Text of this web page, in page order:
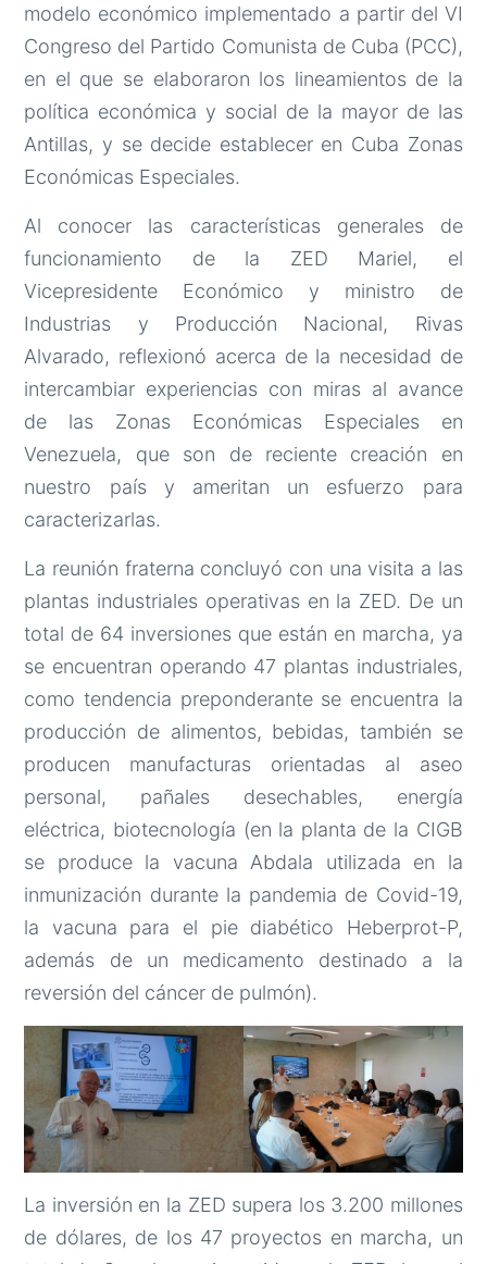
modelo económico implementado a partir del VI
Congreso del Partido Comunista de Cuba (PCC),
en el que se elaboraron los lineamientos de la
política económica y social de la mayor de las
Antillas, y se decide establecer en Cuba Zonas
Económicas Especiales.
Al conocer las características generales de
funcionamiento de la ZED Mariel, el
Vicepresidente Económico y ministro de
Industrias y Producción Nacional, Rivas
Alvarado, reflexionó acerca de la necesidad de
intercambiar experiencias con miras al avance
de las Zonas Económicas Especiales en
Venezuela, que son de reciente creación en
nuestro país y ameritan un esfuerzo para
caracterizarlas.
La reunión fraterna concluyó con una visita a las
plantas industriales operativas en la ZED. De un
total de 64 inversiones que están en marcha, ya
se encuentran operando 47 plantas industriales,
como tendencia preponderante se encuentra la
producción de alimentos, bebidas, también se
producen manufacturas orientadas al aseo
personal, pañales desechables, energía
eléctrica, biotecnología (en la planta de la CIGB
se produce la vacuna Abdala utilizada en la
inmunización durante la pandemia de Covid-19,
la vacuna para el pie diabético Heberprot-P,
además de un medicamento destinado a la
reversión del cáncer de pulmón).
La inversión en la ZED supera los 3.200 millones
de dólares, de los 47 proyectos en marcha, un